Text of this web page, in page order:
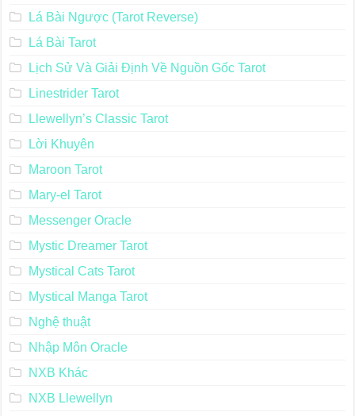
Lá Bài Ngược (Tarot Reverse)
Lá Bài Tarot
Lịch Sử Và Giải Định Về Nguồn Gốc Tarot
Linestrider Tarot
Llewellyn’s Classic Tarot
Lời Khuyên
Maroon Tarot
Mary-el Tarot
Messenger Oracle
Mystic Dreamer Tarot
Mystical Cats Tarot
Mystical Manga Tarot
Nghệ thuật
Nhập Môn Oracle
NXB Khác
NXB Llewellyn